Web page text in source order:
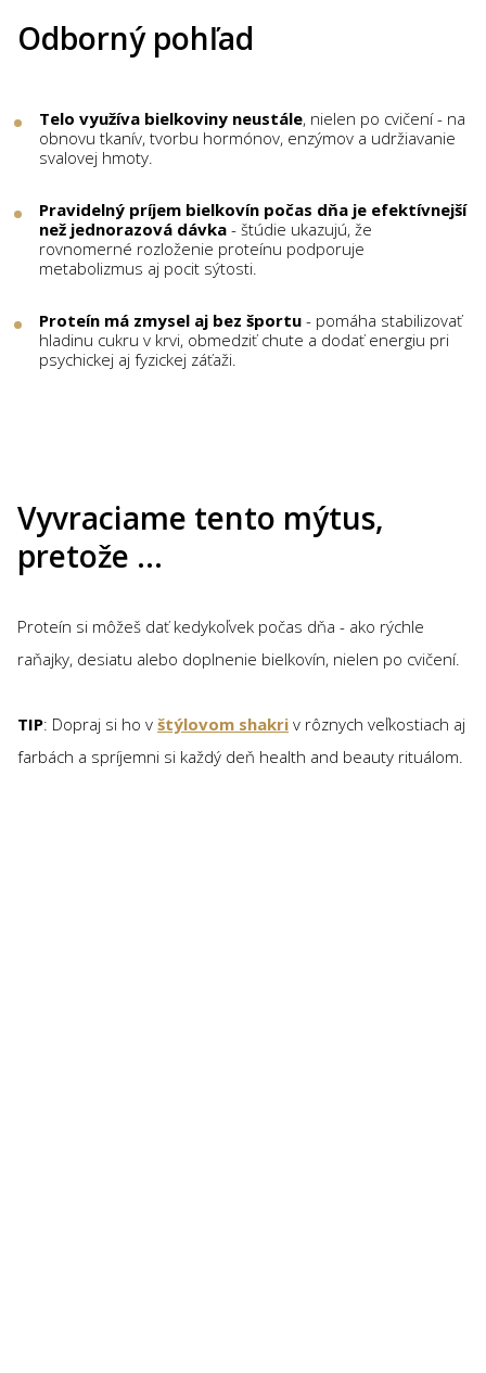
Odborný pohľad
Telo využíva bielkoviny neustále, nielen po cvičení - na
obnovu tkanív, tvorbu hormónov, enzýmov a udržiavanie
svalovej hmoty.
Pravidelný príjem bielkovín počas dňa je efektívnejší
než jednorazová dávka - štúdie ukazujú, že
rovnomerné rozloženie proteínu podporuje
metabolizmus aj pocit sýtosti.
Proteín má zmysel aj bez športu - pomáha stabilizovať
hladinu cukru v krvi, obmedziť chute a dodať energiu pri
psychickej aj fyzickej záťaži.
Vyvraciame tento mýtus,
pretože …
Proteín si môžeš dať kedykoľvek počas dňa - ako rýchle
raňajky, desiatu alebo doplnenie bielkovín, nielen po cvičení.
TIP: Dopraj si ho v štýlovom shakri v rôznych veľkostiach aj
farbách a spríjemni si každý deň health and beauty rituálom.